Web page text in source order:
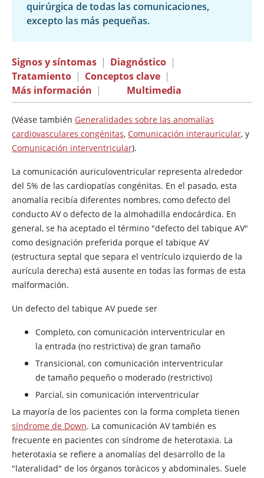
quirúrgica de todas las comunicaciones,
excepto las más pequeñas.
Signos y síntomas | Diagnóstico |
Tratamiento | Conceptos clave |
Más información | Multimedia
(Véase también Generalidades sobre las anomalías
cardiovasculares congénitas, Comunicación interauricular, y
Comunicación interventricular).
La comunicación auriculoventricular representa alrededor
del 5% de las cardiopatías congénitas. En el pasado, esta
anomalía recibía diferentes nombres, como defecto del
conducto AV o defecto de la almohadilla endocárdica. En
general, se ha aceptado el término "defecto del tabique AV"
como designación preferida porque el tabique AV
(estructura septal que separa el ventrículo izquierdo de la
aurícula derecha) está ausente en todas las formas de esta
malformación.
Un defecto del tabique AV puede ser
Completo, con comunicación interventricular en
la entrada (no restrictiva) de gran tamaño
Transicional, con comunicación interventricular
de tamaño pequeño o moderado (restrictivo)
Parcial, sin comunicación interventricular
La mayoría de los pacientes con la forma completa tienen
síndrome de Down. La comunicación AV también es
frecuente en pacientes con síndrome de heterotaxia. La
heterotaxia se refiere a anomalías del desarrollo de la
"lateralidad" de los órganos torácicos y abdominales. Suele